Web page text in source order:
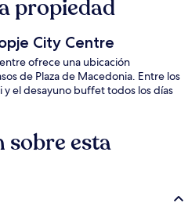
propiedad
City Centre
ofrece una ubicación
de Plaza de Macedonia. Entre los
y el desayuno buffet todos los días
esta